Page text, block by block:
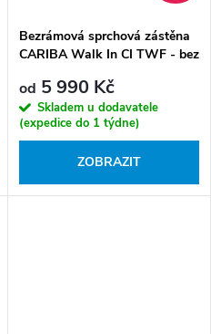
Bezrámová sprchová zástěna
CARIBA Walk In CI TWF - bez
od 5 990 Kč
Skladem u dodavatele
(expedice do 1 týdne)
ZOBRAZIT